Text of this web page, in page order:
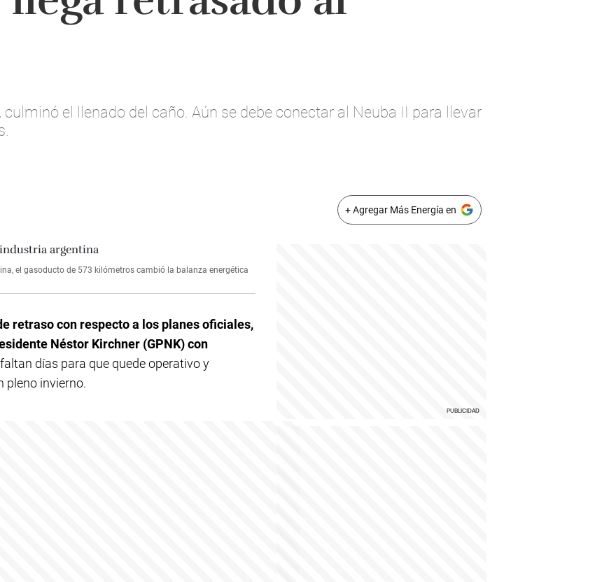
el llenado del caño. Aún se debe conectar al Neuba II para llevar
+ Agregar Más Energía en
el gasoducto de 573 kilómetros cambió la balanza energética
retraso con respecto a los planes oficiales,
Néstor Kirchner (GPNK) con
días para que quede operativo y
pleno invierno.